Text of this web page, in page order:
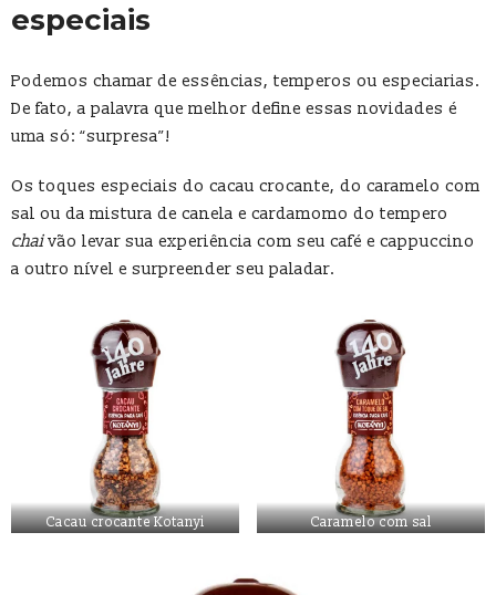
especiais
Podemos chamar de essências, temperos ou especiarias.
De fato, a palavra que melhor define essas novidades é
uma só: “surpresa”!
Os toques especiais do cacau crocante, do caramelo com
sal ou da mistura de canela e cardamomo do tempero
chaivão levar sua experiência com seu café e cappuccino
a outro nível e surpreender seu paladar.
Cacau crocante Kotanyi Caramelo com sal